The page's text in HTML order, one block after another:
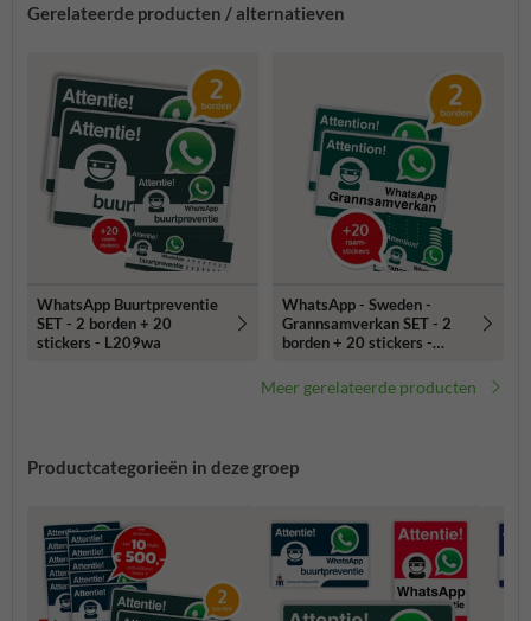
Gerelateerde producten / alternatieven
WhatsApp Buurtpreventie
SET - 2 borden + 20
stickers - L209wa
WhatsApp - Sweden -
Grannsamverkan SET - 2
borden + 20 stickers -
Meer gerelateerde producten
Productcategorieën in deze groep